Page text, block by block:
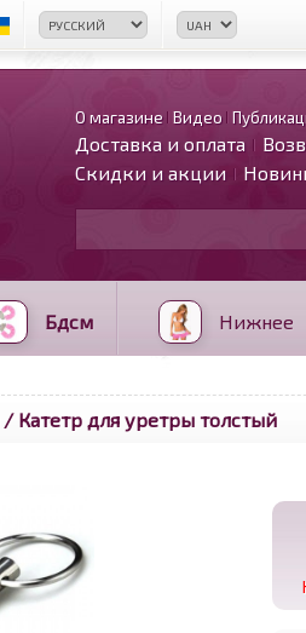
О магазине Видео
Доставка и оплата
Скидки и акции
Бдсм Нижнее
/ Катетр для уретры толстый